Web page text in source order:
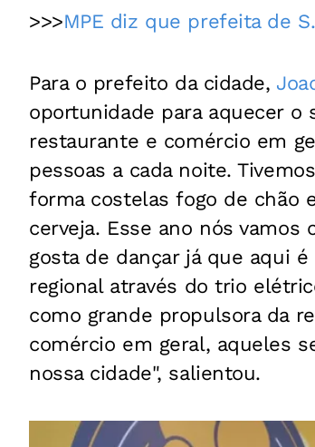
>>>MPE diz que prefeita de
Para o prefeito da cidade,
oportunidade para aquecer o
restaurante e comércio em
pessoas a cada noite.
forma costelas fogo de chão
cerveja. Esse ano nós
gosta de dançar já que aqui
regional através do trio
como grande propulsora da
comércio em geral, aqueles
nossa cidade", salientou.